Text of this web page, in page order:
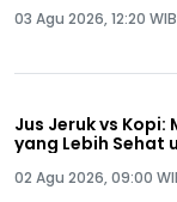
03 Agu 2026, 12:20 WIB
Jus Jeruk vs Kopi:
yang Lebih Sehat
02 Agu 2026, 09:00